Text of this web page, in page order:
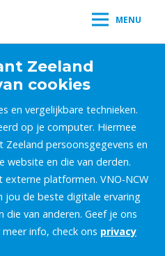
MENU
Zeeland
cookies
en vergelijkbare technieken.
op je computer. Hiermee
Zeeland persoonsgegevens en
website en die van derden.
externe platformen. VNO-NCW
de beste digitale ervaring
van anderen. Geef je ons
info, check ons privacy